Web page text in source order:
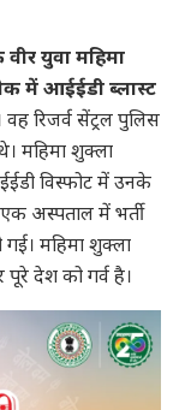
युवा महिमा
में आईईडी ब्लास्ट
वह रिजर्व सेंट्रल पुलिस
महिमा शुक्ला
विस्फोट में उनके
अस्पताल में भर्ती
महिमा शुक्ला
देश को गर्व है।